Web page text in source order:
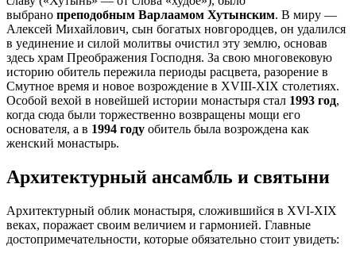
выбрано преподобным Варлаамом Хутынским. В миру —
Алексей Михайлович, сын богатых новгородцев, он удалился
в уединение и силой молитвы очистил эту землю, основав
здесь храм Преображения Господня. За свою многовековую
историю обитель пережила периоды расцвета, разорение в
Смутное время и новое возрождение в XVIII-XIX столетиях.
Особой вехой в новейшей истории монастыря стал 1993 год,
когда сюда были торжественно возвращены мощи его
основателя, а в 1994 году обитель была возрождена как
женский монастырь.
Архитектурный ансамбль и святыни
Архитектурный облик монастыря, сложившийся в XVI-XIX
веках, поражает своим величием и гармонией. Главные
достопримечательности, которые обязательно стоит увидеть: